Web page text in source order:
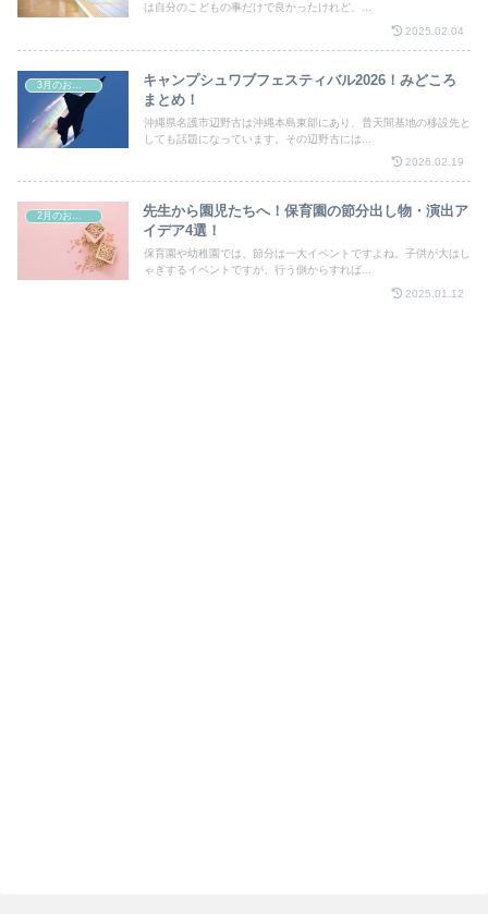
は自分のこどもの事だけで良かったけれど、...
2025.02.04
キャンプシュワブフェスティバル2026！みどころ
まとめ！
沖縄県名護市辺野古は沖縄本島東部にあり、普天間基地の移設先と
しても話題になっています。その辺野古には...
2026.02.19
2月のお祭り
先生から園児たちへ！保育園の節分出し物・演出ア
イデア4選！
保育園や幼稚園では、節分は一大イベントですよね。子供が大はし
ゃぎするイベントですが、行う側からすれば...
2025.01.12